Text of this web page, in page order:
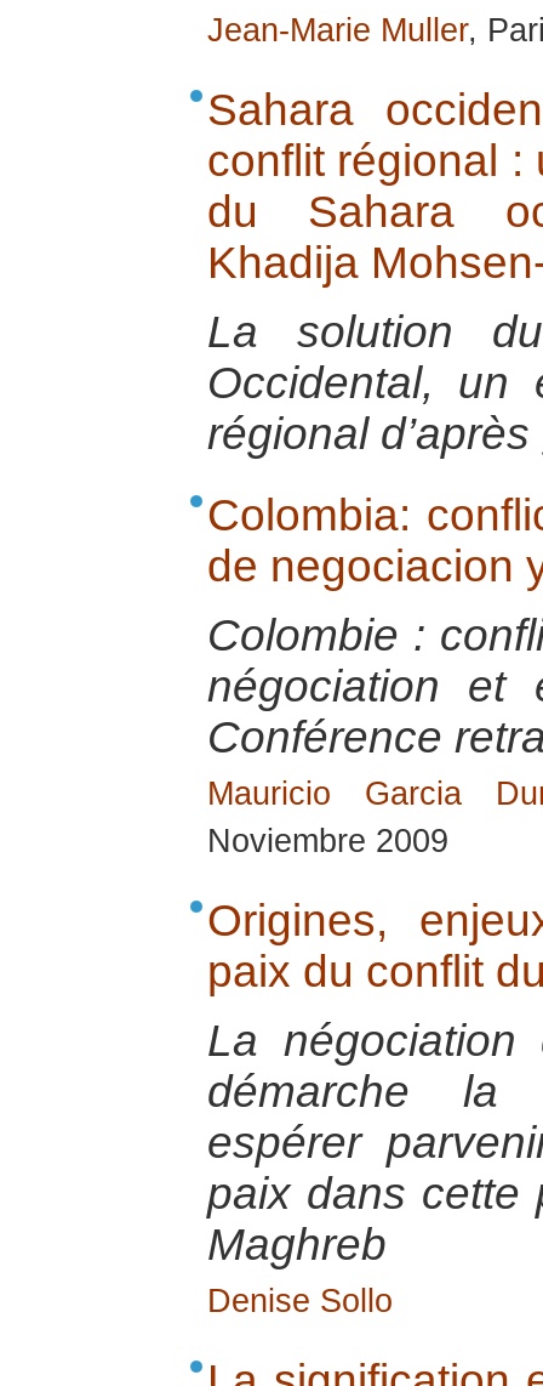
Jean-Marie Muller,
Sahara
conflit régional :
du Sahara
Khadija
La solution
Occidental, un
régional
Colombia:
de negociacion
Colombie :
négociation et
Conférence
Mauricio Garcia
Noviembre 2009
Origines,
paix du conflit
La négociation
démarche la
espérer
paix dans cette
Maghreb
Denise Sollo